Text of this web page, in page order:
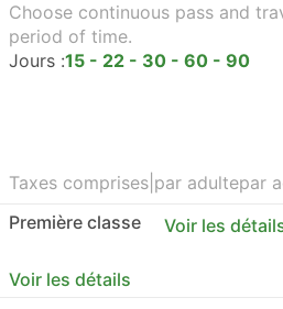
Choose continuous pass and
period of time.
Jours :15 - 22 - 30 - 60 - 90
Taxes comprises par adultepar
Première classe
Voir les
Voir les détails